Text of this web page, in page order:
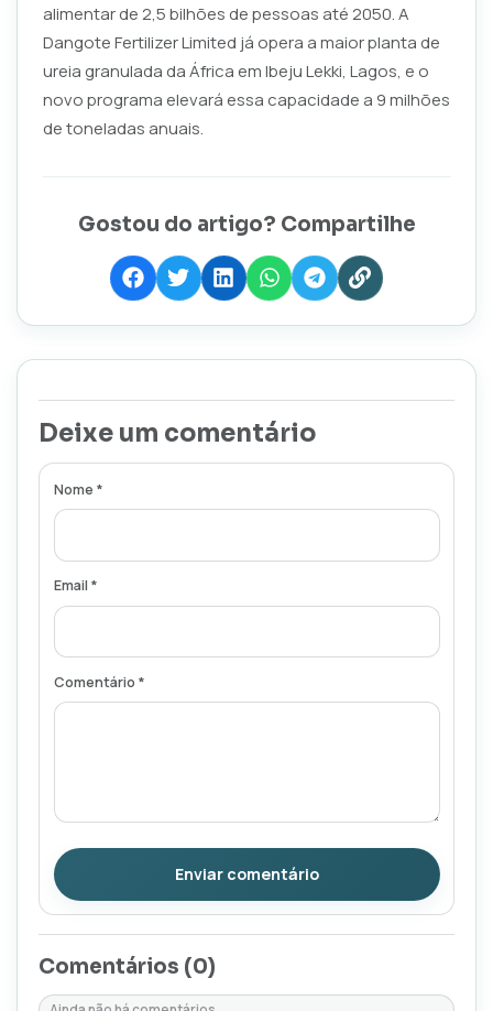
alimentar de 2,5 bilhões de pessoas até 2050. A
Dangote Fertilizer Limited já opera a maior planta de
ureia granulada da África em Ibeju Lekki, Lagos, e o
novo programa elevará essa capacidade a 9 milhões
de toneladas anuais.
Gostou do artigo? Compartilhe
Deixe um comentário
Nome *
Email *
Comentário *
Enviar comentário
Comentários (0)